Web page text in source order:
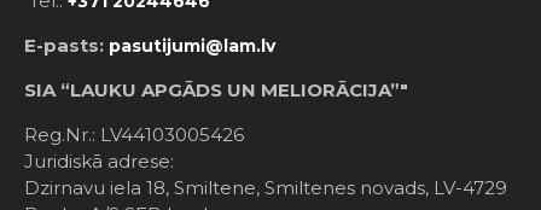
E-pasts: pasutijumi@lam.lv
SIA “LAUKU APGĀDS UN MELIORĀCIJA”"
Reg.Nr.: LV44103005426
Juridiskā adrese:
Dzirnavu iela 18, Smiltene, Smiltenes novads, LV-4729